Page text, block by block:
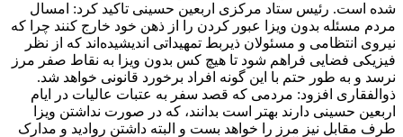
شده است. رئیس ستاد مرکزی اربعین حسینی تاکید کرد: امسال
مردم مسئله بدون ویزا عبور کردن را از ذهن خود خارج کنند چرا که
نیروی انتظامی و مسئولان ذیربط تمهیداتی اندیشیده‌اند که از نظر
فیزیکی فضایی فراهم شود تا هیچ کس بدون ویزا به نقاط صفر مرز
نرسد و به طور حتم با این گونه افراد برخورد قانونی خواهد شد.
ذوالفقاری افزود: مردمی که قصد سفر به عتبات عالیات در ایام
اربعین حسینی دارند بهتر است بدانند، که در صورت نداشتن ویزا
طرف مقابل نیز مرز را خواهد بست و البته داشتن روادید و مدارک